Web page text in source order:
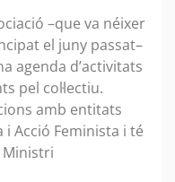
–que va néixer
el juny passat–
agenda d’activitats
pel col·lectiu.
amb entitats
i Acció Feminista i té